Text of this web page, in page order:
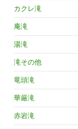
カクレ滝
庵滝
湯滝
滝その他
竜頭滝
華厳滝
赤岩滝